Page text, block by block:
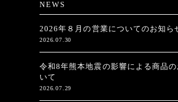
NEWS
2026年８月の営業についてのお知ら
2026.07.30
令和8年熊本地震の影響による商品の
いて
2026.07.29